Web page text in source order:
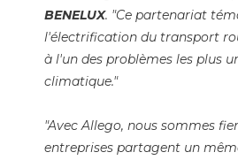
BENELUX. "Ce partenariat
l'électrification du transport
à l'un des problèmes les plus
climatique."
"Avec Allego, nous sommes
entreprises partagent un